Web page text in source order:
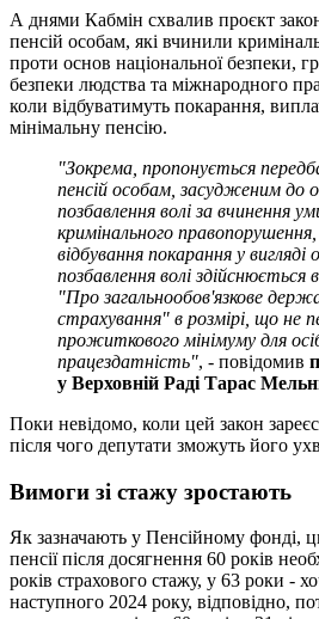
А днями Кабмін схвалив проєкт
пенсій особам, які вчинили
проти основ національної безпеки,
безпеки людства та міжнародного
коли відбуватимуть покарання,
мінімальну пенсію.
"Зокрема, пропонується
пенсій особам, засудженим до
позбавлення волі за вчинення
кримінального
відбування покарання у
позбавлення волі здійснюється
"Про загальнообов'язкове
страхування" в розмірі, що не
прожиткового мінімуму для
працездатність", - повідомив
у Верховній Раді Тарас
Поки невідомо, коли цей закон
після чого депутати зможуть його
Вимоги зі стажу зростають
Як зазначають у Пенсійному фонді,
пенсії після досягнення 60 років
років страхового стажу, у 63 роки -
наступного 2024 року, відповідно,